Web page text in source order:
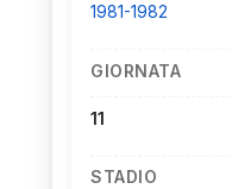
1981-1982
GIORNATA
11
STADIO